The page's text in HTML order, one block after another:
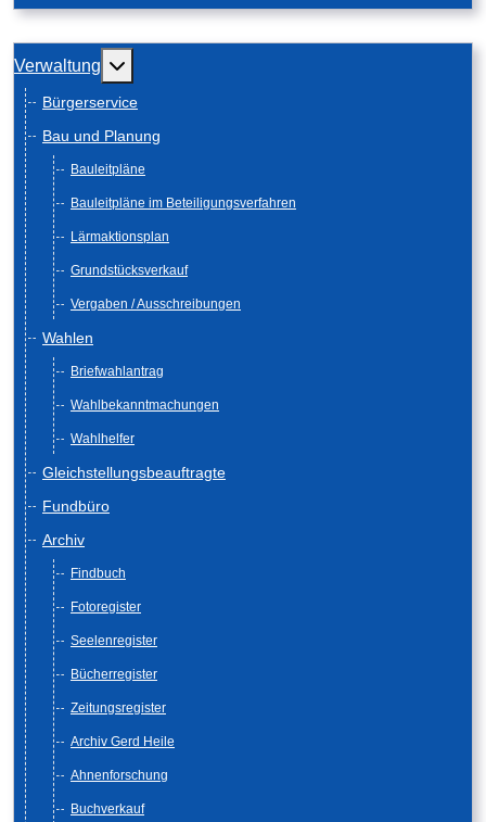
Verwaltung Weitere Informationen: Verwaltung
Bürgerservice
Bau und Planung
Bauleitpläne
Bauleitpläne im Beteiligungsverfahren
Lärmaktionsplan
Grundstücksverkauf
Vergaben / Ausschreibungen
Wahlen
Briefwahlantrag
Wahlbekanntmachungen
Wahlhelfer
Gleichstellungsbeauftragte
Fundbüro
Archiv
Findbuch
Fotoregister
Seelenregister
Bücherregister
Zeitungsregister
Archiv Gerd Heile
Ahnenforschung
Buchverkauf